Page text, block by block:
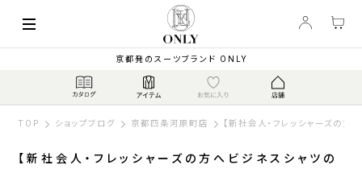
京都発のスーツブランド ONLY
TOP ショップブログ 京都四条河原町店 【新社会人・フレッシャーズの
【新社会人・フレッシャーズの方へビジネスシャツの